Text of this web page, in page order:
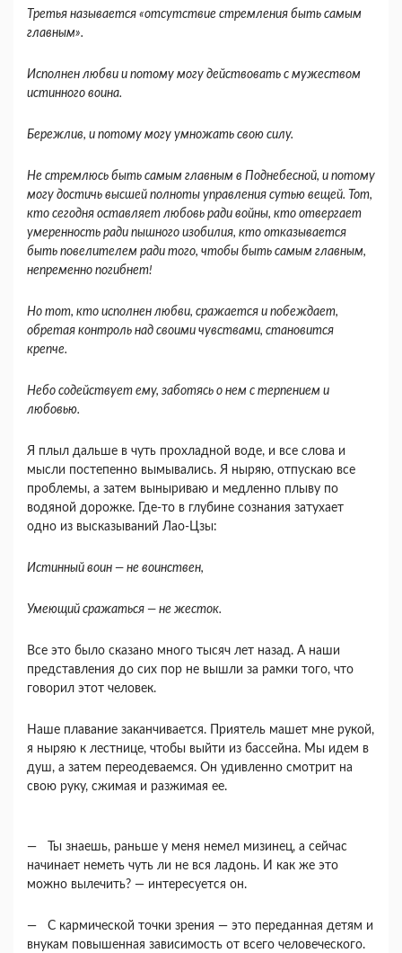
Третья называется «отсутствие стремления быть самым
главным».
Исполнен любви и потому могу действовать с мужеством
истинного воина.
Бережлив, и потому могу умножать свою силу.
Не стремлюсь быть самым главным в Поднебесной, и потому
могу достичь высшей полноты управления сутью вещей. Тот,
кто сегодня оставляет любовь ради войны, кто отвергает
умеренность ради пышного изобилия, кто отказывается
быть повелителем ради того, чтобы быть самым главным,
непременно погибнет!
Но тот, кто исполнен любви, сражается и побеждает,
обретая контроль над своими чувствами, становится
крепче.
Небо содействует ему, заботясь о нем с терпением и
любовью.
Я плыл дальше в чуть прохладной воде, и все слова и
мысли постепенно вымывались. Я ныряю, отпускаю все
проблемы, а затем выныриваю и медленно плыву по
водяной дорожке. Где-то в глубине сознания затухает
одно из высказываний Лао-Цзы:
Истинный воин — не воинствен,
Умеющий сражаться — не жесток.
Все это было сказано много тысяч лет назад. А наши
представления до сих пор не вышли за рамки того, что
говорил этот человек.
Наше плавание заканчивается. Приятель машет мне рукой,
я ныряю к лестнице, чтобы выйти из бассейна. Мы идем в
душ, а затем переодеваемся. Он удивленно смотрит на
свою руку, сжимая и разжимая ее.
— Ты знаешь, раньше у меня немел мизинец, а сейчас
начинает неметь чуть ли не вся ладонь. И как же это
можно вылечить? — интересуется он.
— С кармической точки зрения — это передан­ная детям и
внукам повышенная зависимость от всего человеческого.